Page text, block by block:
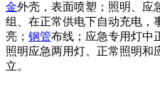
金外壳，表面喷塑；照明、应
组、在正常供电下自动充电，
亮； 钢管布线；应急专用灯中
照明应急两用灯、正常照明和
立。